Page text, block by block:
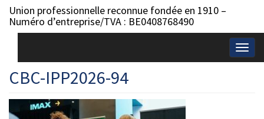
Union professionnelle reconnue fondée en 1910 –
Numéro d’entreprise/TVA : BE0408768490
CBC-IPP2026-94